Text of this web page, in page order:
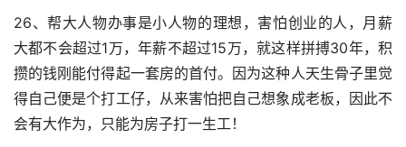
26、帮大人物办事是小人物的理想，害怕创业的人，月薪
大都不会超过1万，年薪不超过15万，就这样拼搏30年，积
攒的钱刚能付得起一套房的首付。因为这种人天生骨子里觉
得自己便是个打工仔，从来害怕把自己想象成老板，因此不
会有大作为，只能为房子打一生工！